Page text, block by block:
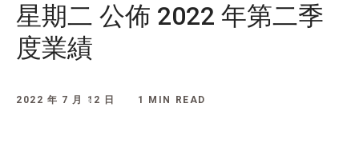
星期二 公佈 2022 年第二季
度業績
2022 年 7 月 12 日 1 MIN READ